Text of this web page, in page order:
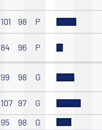
101 98
P
84 96 P
99 98 G
107 97
G
95 98
G